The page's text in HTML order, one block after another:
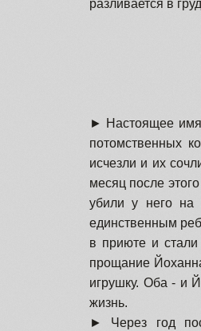
разливается в
► Настоящее имя
потомственных
исчезли и их
месяц после
убили у него на
единственным
в приюте и
прощание
игрушку. Оба - и
жизнь.
► Через год